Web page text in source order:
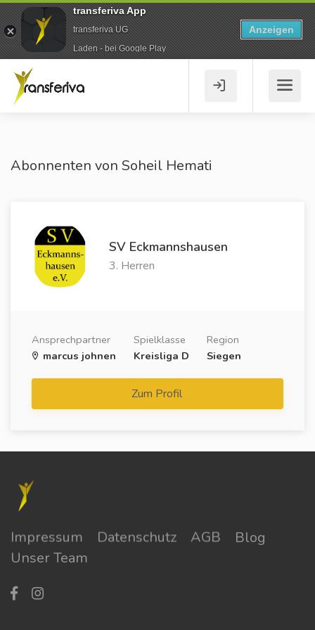
Abonnenten von Soheil Hemati
SV Eckmannshausen
3. Herren
Ansprechpartner
marcus johnen
Spielklasse
Kreisliga D
Region
Siegen
Zum Profil
Impressum Datenschutz AGB
Blog
Unser Team
transferiva App
transferiva UG
Laden - bei Google Play
Anzeigen